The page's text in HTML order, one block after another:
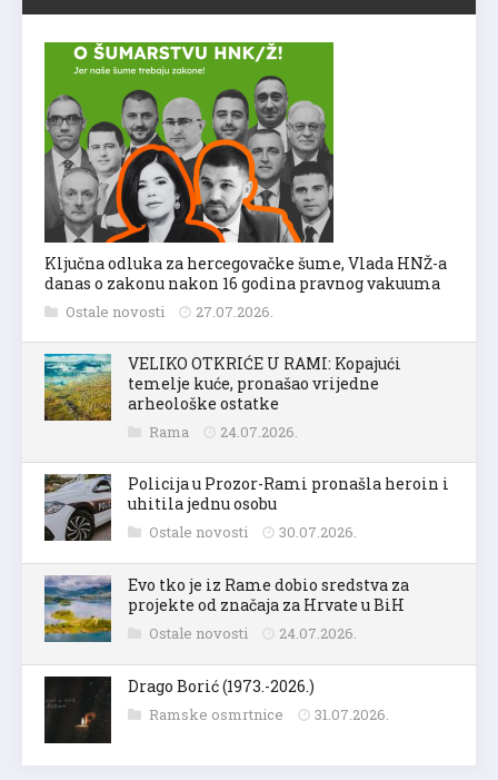
Ključna odluka za hercegovačke šume, Vlada HNŽ-a
danas o zakonu nakon 16 godina pravnog vakuuma
Ostale novosti 27.07.2026.
VELIKO OTKRIĆE U RAMI: Kopajući
temelje kuće, pronašao vrijedne
arheološke ostatke
Rama 24.07.2026.
Policija u Prozor-Rami pronašla heroin i
uhitila jednu osobu
Ostale novosti 30.07.2026.
Evo tko je iz Rame dobio sredstva za
projekte od značaja za Hrvate u BiH
Ostale novosti 24.07.2026.
Drago Borić (1973.-2026.)
Ramske osmrtnice 31.07.2026.